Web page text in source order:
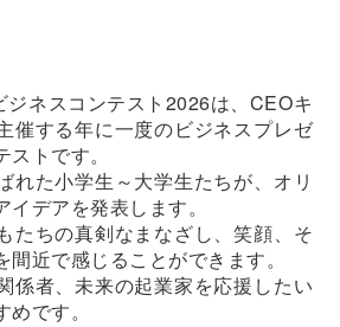
ネスコンテスト2026は、CEOキ
催する年に一度のビジネスプレゼ
トです。
れた小学生～大学生たちが、オリ
デアを発表します。
たちの真剣なまなざし、笑顔、そ
間近で感じることができます。
係者、未来の起業家を応援したい
です。